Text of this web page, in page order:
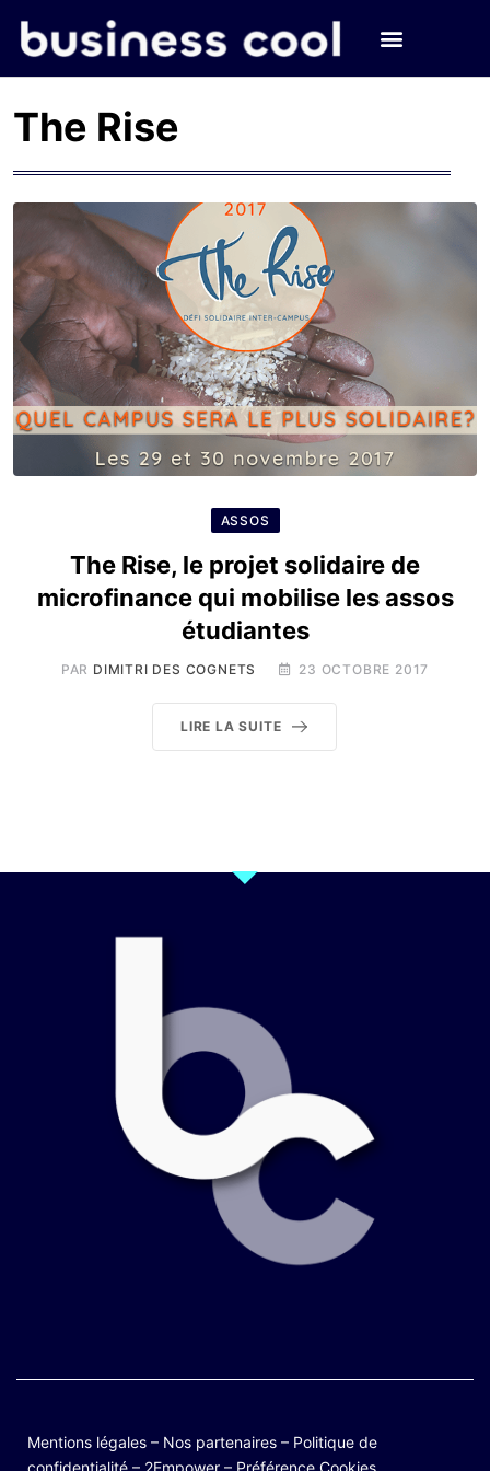
The Rise
ASSOS
The Rise, le projet solidaire de
microfinance qui mobilise les assos
étudiantes
PAR DIMITRI DES COGNETS 23 OCTOBRE 2017
LIRE LA SUITE
Mentions légales – Nos partenaires – Politique de
confidentialité – 2Empower – Préférence Cookies